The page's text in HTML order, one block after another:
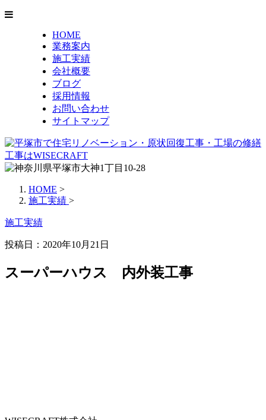
HOME
業務案内
施工実績
会社概要
ブログ
採用情報
お問い合わせ
サイトマップ
HOME >
施工実績 >
施工実績
投稿日： 2020年10月21日
スーパーハウス 内外装工事